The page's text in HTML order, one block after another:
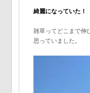
綺麗になっていた！
雑草ってどこまで伸
思っていました。